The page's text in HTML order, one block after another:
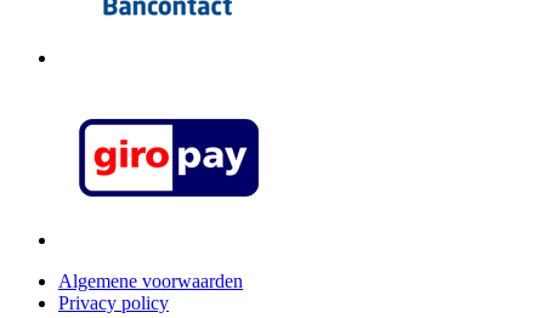
Algemene voorwaarden
Privacy policy